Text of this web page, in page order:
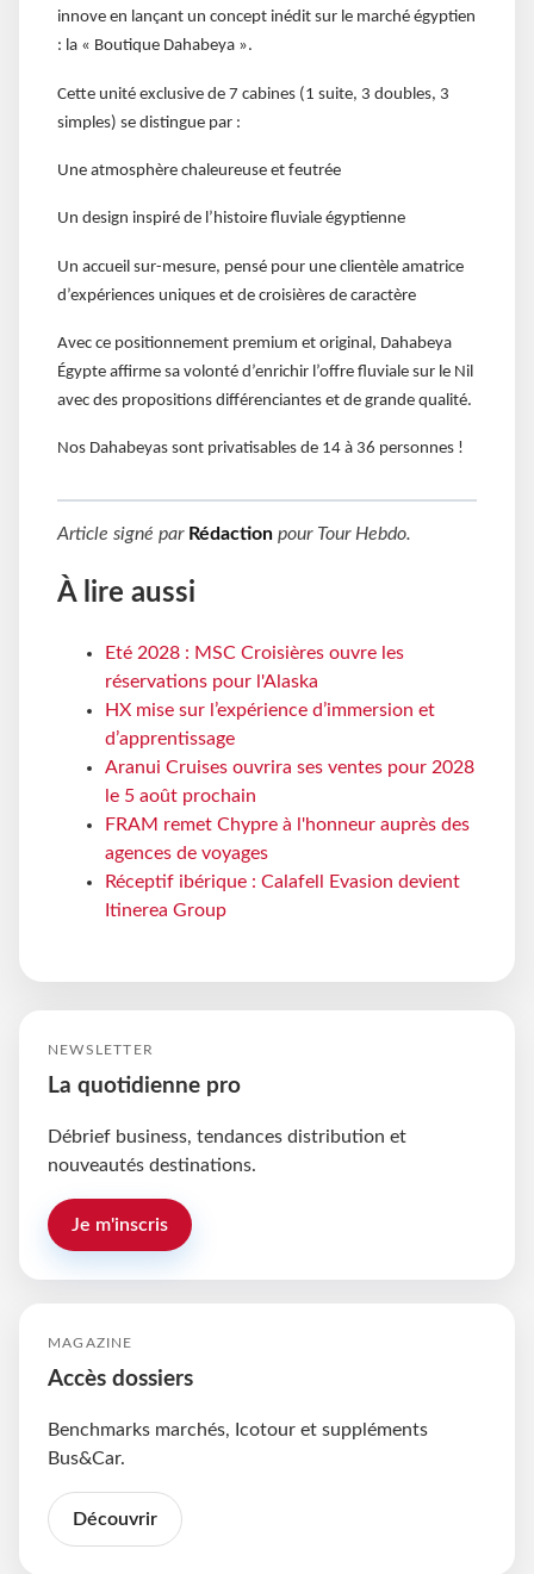
innove en lançant un concept inédit sur le marché égyptien
: la « Boutique Dahabeya ».
Cette unité exclusive de 7 cabines (1 suite, 3 doubles, 3
simples) se distingue par :
Une atmosphère chaleureuse et feutrée
Un design inspiré de l’histoire fluviale égyptienne
Un accueil sur-mesure, pensé pour une clientèle amatrice
d’expériences uniques et de croisières de caractère
Avec ce positionnement premium et original, Dahabeya
Égypte affirme sa volonté d’enrichir l’offre fluviale sur le Nil
avec des propositions différenciantes et de grande qualité.
Nos Dahabeyas sont privatisables de 14 à 36 personnes !
Article signé par Rédaction pour Tour Hebdo.
À lire aussi
Eté 2028 : MSC Croisières ouvre les
réservations pour l'Alaska
HX mise sur l’expérience d’immersion et
d’apprentissage
Aranui Cruises ouvrira ses ventes pour 2028
le 5 août prochain
FRAM remet Chypre à l'honneur auprès des
agences de voyages
Réceptif ibérique : Calafell Evasion devient
Itinerea Group
NEWSLETTER
La quotidienne pro
Débrief business, tendances distribution et
nouveautés destinations.
Je m'inscris
MAGAZINE
Accès dossiers
Benchmarks marchés, Icotour et suppléments
Bus&Car.
Découvrir